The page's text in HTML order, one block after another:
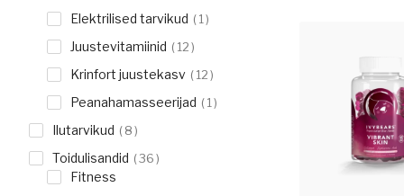
Elektrilised tarvikud 1
Juustevitamiinid 12
Krinfort juustekasv 12
Peanahamasseerijad 1
Ilutarvikud 8
Toidulisandid 36
Fitness